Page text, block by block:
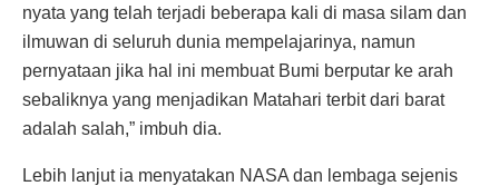
nyata yang telah terjadi beberapa kali di masa silam dan
ilmuwan di seluruh dunia mempelajarinya, namun
pernyataan jika hal ini membuat Bumi berputar ke arah
sebaliknya yang menjadikan Matahari terbit dari barat
adalah salah,” imbuh dia.
Lebih lanjut ia menyatakan NASA dan lembaga sejenis